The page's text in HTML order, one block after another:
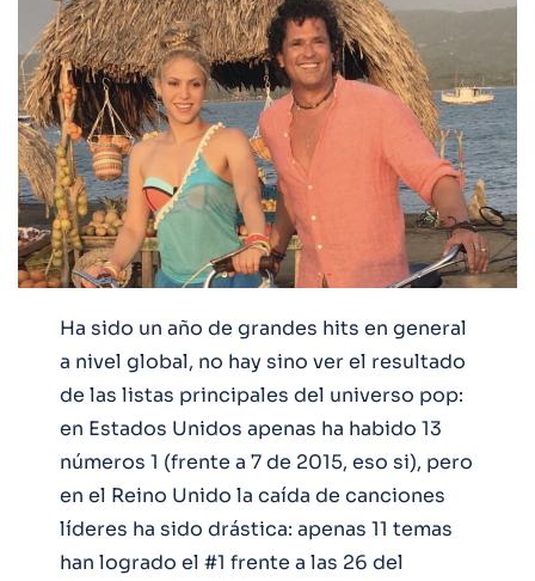
Ha sido un año de grandes hits en general
a nivel global, no hay sino ver el resultado
de las listas principales del universo pop:
en Estados Unidos apenas ha habido 13
números 1 (frente a 7 de 2015, eso si), pero
en el Reino Unido la caída de canciones
líderes ha sido drástica: apenas 11 temas
han logrado el #1 frente a las 26 del